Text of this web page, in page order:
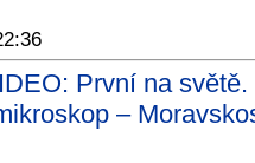
První na
–